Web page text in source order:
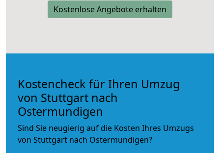
Kostenlose Angebote erhalten
Kostencheck für Ihren Umzug
von Stuttgart nach
Ostermundigen
Sind Sie neugierig auf die Kosten Ihres Umzugs
von Stuttgart nach Ostermundigen?